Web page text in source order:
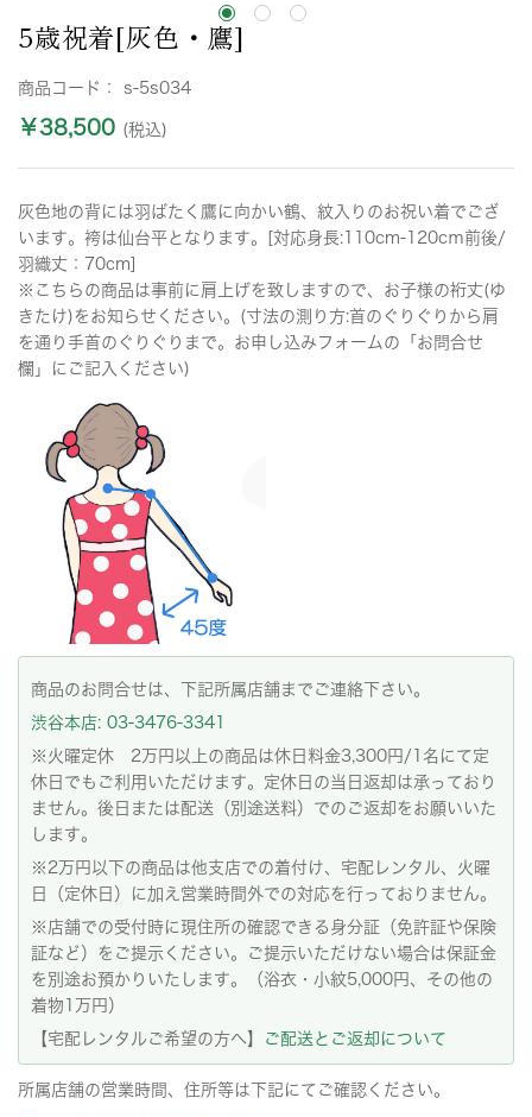
5歳祝着[灰色・鷹]
商品コード： s-5s034
￥38,500 (税込)
灰色地の背には羽ばたく鷹に向かい鶴、紋入りのお祝い着でござ
います。袴は仙台平となります。[対応身長:110cm-120cｍ前後/
羽織丈：70cm]
※こちらの商品は事前に肩上げを致しますので、お子様の裄丈(ゆ
きたけ)をお知らせください。(寸法の測り方:首のぐりぐりから肩
を通り手首のぐりぐりまで。お申し込みフォームの「お問合せ
欄」にご記入ください)
商品のお問合せは、下記所属店舗までご連絡下さい。
渋谷本店: 03-3476-3341
※火曜定休 2万円以上の商品は休日料金3,300円/1名にて定
休日でもご利用いただけます。定休日の当日返却は承っており
ません。後日または配送（別途送料）でのご返却をお願いいた
します。
※2万円以下の商品は他支店での着付け、宅配レンタル、火曜
日（定休日）に加え営業時間外での対応を行っておりません。
※店舗での受付時に現住所の確認できる身分証（免許証や保険
証など）をご提示ください。ご提示いただけない場合は保証金
を別途お預かりいたします。（浴衣・小紋5,000円、その他の
着物1万円）
【宅配レンタルご希望の方へ】
ご配送とご返却について
所属店舗の営業時間、住所等は下記にてご確認ください。